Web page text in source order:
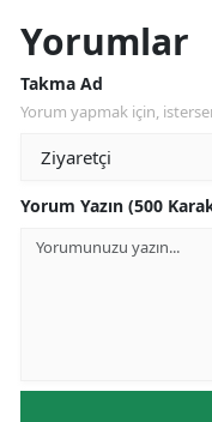
Yorumlar
Takma Ad
Yorum yapmak için,
Yorum Yazın (500